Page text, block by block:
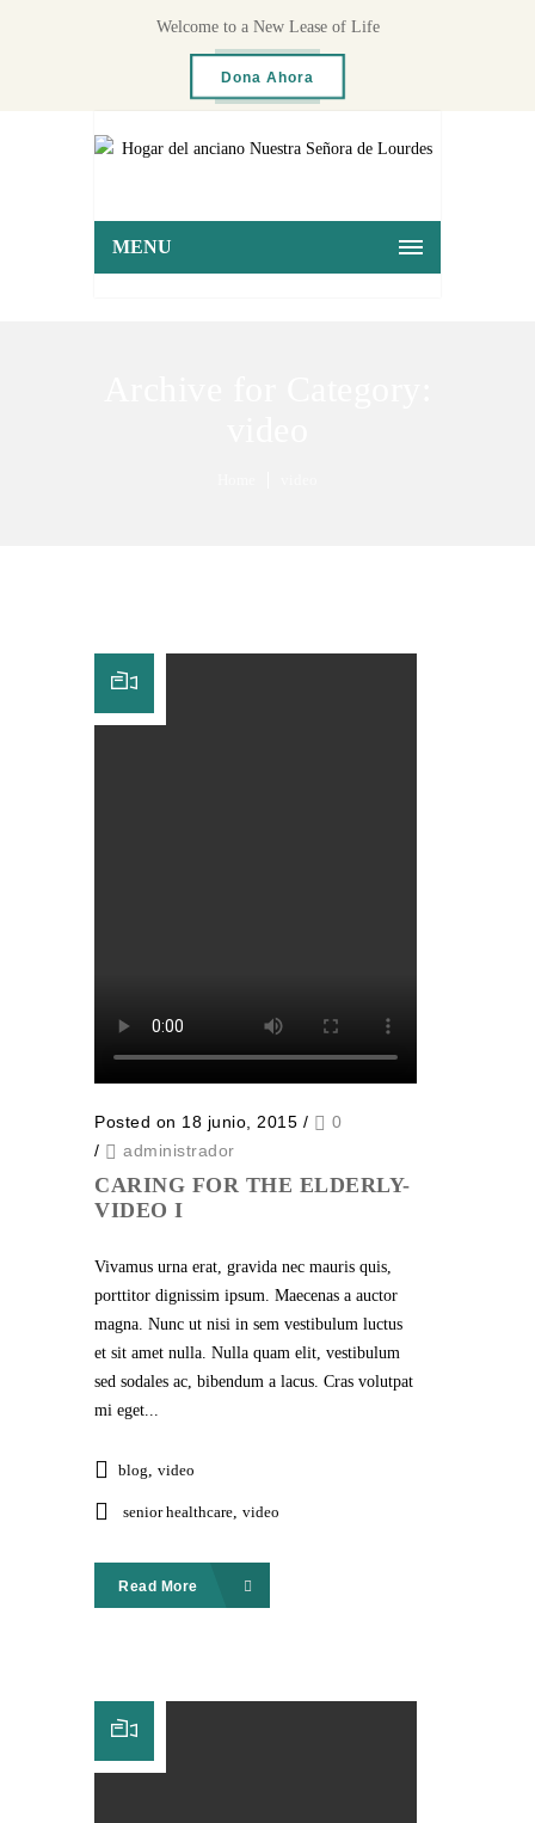
Welcome to a New Lease of Life
Dona Ahora
MENU
Posted on 18 junio, 2015 /
0
/
administrador
CARING FOR THE ELDERLY-
VIDEO I
Vivamus urna erat, gravida nec mauris quis,
porttitor dignissim ipsum. Maecenas a auctor
magna. Nunc ut nisi in sem vestibulum luctus
et sit amet nulla. Nulla quam elit, vestibulum
sed sodales ac, bibendum a lacus. Cras volutpat
mi eget...
blog, video
senior healthcare, video
Read More